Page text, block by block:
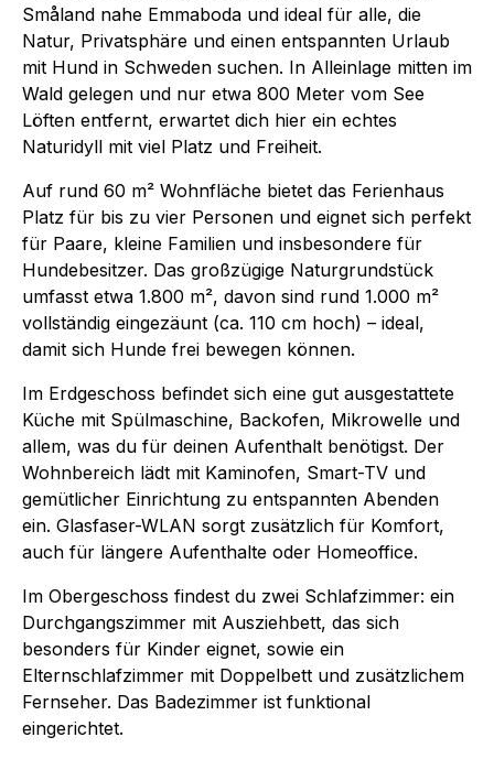
Småland nahe Emmaboda und ideal für alle, die
Natur, Privatsphäre und einen entspannten Urlaub
mit Hund in Schweden suchen. In Alleinlage mitten im
Wald gelegen und nur etwa 800 Meter vom See
Löften entfernt, erwartet dich hier ein echtes
Naturidyll mit viel Platz und Freiheit.
Auf rund 60 m² Wohnfläche bietet das Ferienhaus
Platz für bis zu vier Personen und eignet sich perfekt
für Paare, kleine Familien und insbesondere für
Hundebesitzer. Das großzügige Naturgrundstück
umfasst etwa 1.800 m², davon sind rund 1.000 m²
vollständig eingezäunt (ca. 110 cm hoch) – ideal,
damit sich Hunde frei bewegen können.
Im Erdgeschoss befindet sich eine gut ausgestattete
Küche mit Spülmaschine, Backofen, Mikrowelle und
allem, was du für deinen Aufenthalt benötigst. Der
Wohnbereich lädt mit Kaminofen, Smart-TV und
gemütlicher Einrichtung zu entspannten Abenden
ein. Glasfaser-WLAN sorgt zusätzlich für Komfort,
auch für längere Aufenthalte oder Homeoffice.
Im Obergeschoss findest du zwei Schlafzimmer: ein
Durchgangszimmer mit Ausziehbett, das sich
besonders für Kinder eignet, sowie ein
Elternschlafzimmer mit Doppelbett und zusätzlichem
Fernseher. Das Badezimmer ist funktional
eingerichtet.